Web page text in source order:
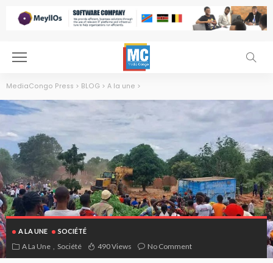
MediaCongo Press > BLOG > A la une >
A LA UNE SOCIÉTÉ
A La Une Société 490 Views No Comment